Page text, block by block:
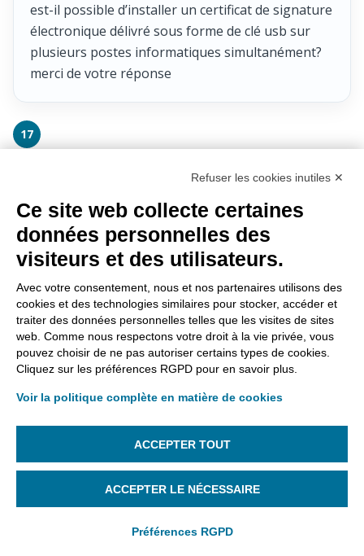
est-il possible d’installer un certificat de signature
électronique délivré sous forme de clé usb sur
plusieurs postes informatiques simultanément?
merci de votre réponse
4 juillet 2023 à 15:41
Bonjour,
Il est possible de vous servir de votre clé USB
pour signer depuis plusieurs postes de travail.
Par contre, le processus d’activation de la clé
nécessite une démarche manuelle sur chaque
poste.
Cordialement,
Les équipes CertEurope
D aversa Jenniferdit :
19 décembre 2023 à 15:13
Refuser les cookies inutiles ✕
Ce site web collecte certaines
données personnelles des
visiteurs et des utilisateurs.
Avec votre consentement, nous et nos partenaires utilisons des
cookies et des technologies similaires pour stocker, accéder et
traiter des données personnelles telles que les visites de sites
web. Comme nous respectons votre droit à la vie privée, vous
pouvez choisir de ne pas autoriser certains types de cookies.
Cliquez sur les préférences RGPD pour en savoir plus.
Voir la politique complète en matière de cookies
ACCEPTER TOUT
ACCEPTER LE NÉCESSAIRE
Préférences RGPD